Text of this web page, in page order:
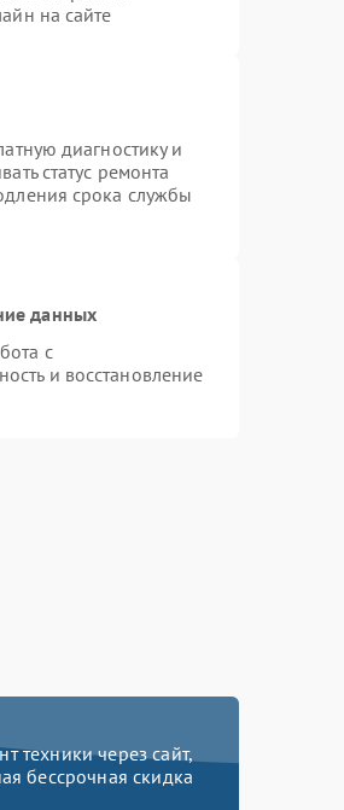
на сайте
диагностику и
статус ремонта
срока службы
данных
с
и восстановление
техники через сайт,
бессрочная скидка